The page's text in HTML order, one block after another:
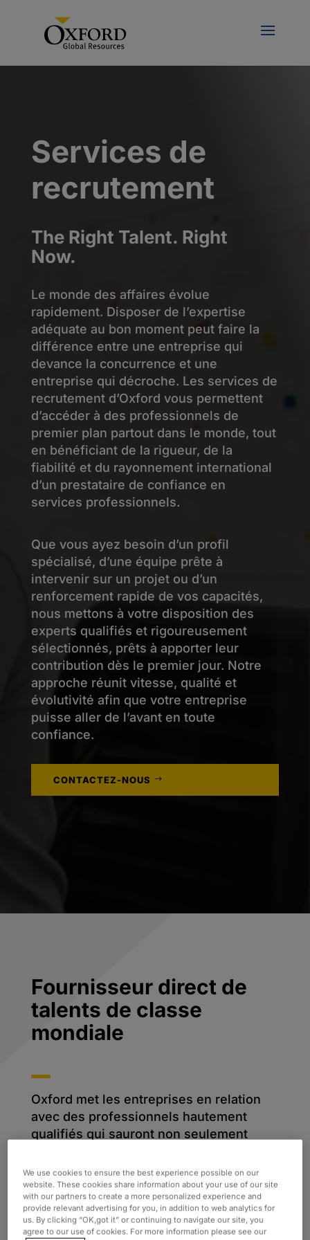
Services de
recrutement
The Right Talent. Right
Now.
Le monde des affaires évolue
rapidement. Disposer de l’expertise
adéquate au bon moment peut faire la
différence entre une entreprise qui
devance la concurrence et une
entreprise qui décroche. Les services de
recrutement d’Oxford vous permettent
d’accéder à des professionnels de
premier plan partout dans le monde, tout
en bénéficiant de la rigueur, de la
fiabilité et du rayonnement international
d’un prestataire de confiance en
services professionnels.
Que vous ayez besoin d’un profil
spécialisé, d’une équipe prête à
intervenir sur un projet ou d’un
renforcement rapide de vos capacités,
nous mettons à votre disposition des
experts qualifiés et rigoureusement
sélectionnés, prêts à apporter leur
contribution dès le premier jour. Notre
approche réunit vitesse, qualité et
évolutivité afin que votre entreprise
puisse aller de l’avant en toute
confiance.
CONTACTEZ-NOUS
Fournisseur direct de
talents de classe
mondiale
Oxford met les entreprises en relation
avec des professionnels hautement
qualifiés qui sauront non seulement
également s’intégrer au sein de leurs
équipes.
Notre réseau de talents mondial vous
We use cookies to ensure the best experience possible on our
website. These cookies share information about your use of our site
with our partners to create a more personalized experience and
provide relevant advertising for you, in addition to web analytics for
us. By clicking “OK,got it” or continuing to navigate our site, you
agree to our use of cookies. For more information please see our